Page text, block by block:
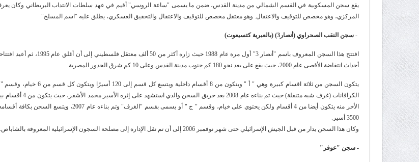
يقع سجن المسكوبية في القسم الشمالي من مدينة القدس، ضمن ما يسمى "ساعة الروسي" أقيم في عهد سلطات الانتداب البريطاني وكان
المركزي، وهو مخصص للتوقيف والاعتقال. وهو معتقل مخصص للتوقيف والاعتقال والتحقيق العسكري، يطلق عليه "اسم المسلخ"
- سجن النقب الصحراوي (أنصار3) (بالعبرية كتسيعوت)
افتتح هذا السجن المعروف باسم "أنصار 3" أول مرة عام 1988 حيث زاره أكثر من 50
أحداث انتفاضة الأقصى عام 2000، حيث يقع على بعد نحو 180 كم جنوب مدينة القدس وعلى 10 كم شرق الحدور المصرية
.
يتكون السجن من ثلاثة اقسام كبيرة وهي " أ " ويتكون من 8 أقسام داخلية ويتسع
الكرافانات (غرف شبه متنقلة) حيث تم بناءه عام 2008 بعد حريق
الأخر منه يتكون أيضا من 4 أقسام ولكن يحتوي على خيام، وقسم " ج " أو يسمى بقسم "الغرف" وتم بناءه عام
3500 أسير
.
وكان هذا السجن يدار من قبل الجيش الإسرائيلي حتى شهر نوفمبر 2006 إلى أن تم نقل الإدارة إلى مصلحة السجون الإسرائيلية المعروفة بالشاباص
.
- سجن "عوفر "